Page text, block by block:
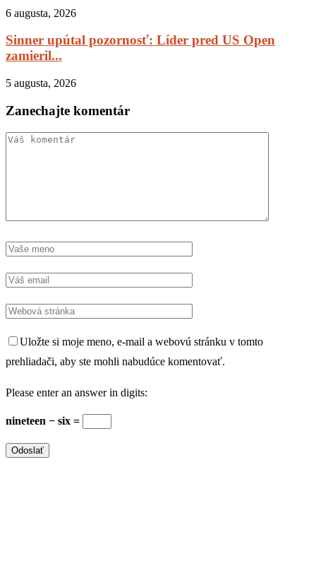
6 augusta, 2026
Sinner upútal pozornosť: Líder pred US Open
zamieril...
5 augusta, 2026
Zanechajte komentár
Uložte si moje meno, e-mail a webovú stránku v tomto
prehliadači, aby ste mohli nabudúce komentovať.
Please enter an answer in digits:
nineteen − six =